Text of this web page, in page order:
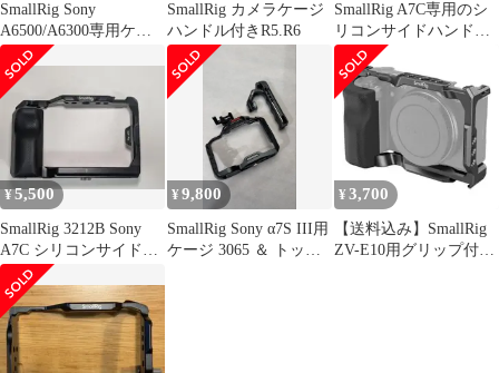
SmallRig Sony
A6500/A6300専用ケー
ジ 1889 SR1889 & 木製
グリップ カメラケージ
スモールリグ
SmallRig カメラケージ
ハンドル付きR5.R6
SmallRig A7C専用のシ
リコンサイドハンドル
付きケージ-3212
¥5,500
SmallRig 3212B Sony
A7C シリコンサイドハ
ンドル付きケージ
¥9,800
SmallRig Sony α7S III用
ケージ 3065 ＆ トップ
¥ 3,700
【送料込み】SmallRig
ZV-E10用グリップ付き